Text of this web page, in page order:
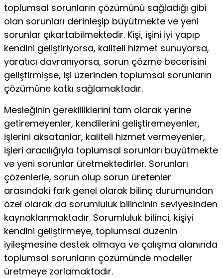
toplumsal sorunların çözümünü sağladığı gibi
olan sorunları derinleşip büyütmekte ve yeni
sorunlar çıkartabilmektedir. Kişi, işini iyi yapıp
kendini geliştiriyorsa, kaliteli hizmet sunuyorsa,
yaratıcı davranıyorsa, sorun çözme becerisini
geliştirmişse, işi üzerinden toplumsal sorunların
çözümüne katkı sağlamaktadır.
Mesleğinin gerekliliklerini tam olarak yerine
getiremeyenler, kendilerini geliştiremeyenler,
işlerini aksatanlar, kaliteli hizmet vermeyenler,
işleri aracılığıyla toplumsal sorunları büyütmekte
ve yeni sorunlar üretmektedirler. Sorunları
çözenlerle, sorun olup sorun üretenler
arasındaki fark genel olarak bilinç durumundan
özel olarak da sorumluluk bilincinin seviyesinden
kaynaklanmaktadır. Sorumluluk bilinci, kişiyi
kendini geliştirmeye, toplumsal düzenin
iyileşmesine destek olmaya ve çalışma alanında
toplumsal sorunların çözümünde modeller
üretmeye zorlamaktadır.